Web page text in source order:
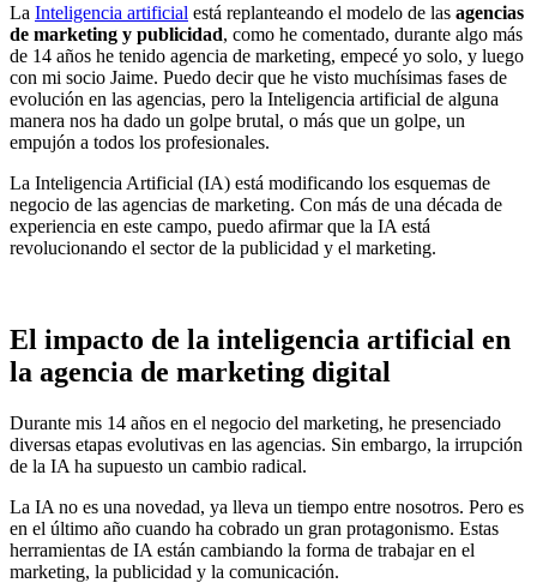
La Inteligencia artificial está replanteando el modelo de las agencias
de marketing y publicidad, como he comentado, durante algo más
de 14 años he tenido agencia de marketing, empecé yo solo, y luego
con mi socio Jaime. Puedo decir que he visto muchísimas fases de
evolución en las agencias, pero la Inteligencia artificial de alguna
manera nos ha dado un golpe brutal, o más que un golpe, un
empujón a todos los profesionales.
La Inteligencia Artificial (IA) está modificando los esquemas de
negocio de las agencias de marketing. Con más de una década de
experiencia en este campo, puedo afirmar que la IA está
revolucionando el sector de la publicidad y el marketing.
El impacto de la inteligencia artificial en
la agencia de marketing digital
Durante mis 14 años en el negocio del marketing, he presenciado
diversas etapas evolutivas en las agencias. Sin embargo, la irrupción
de la IA ha supuesto un cambio radical.
La IA no es una novedad, ya lleva un tiempo entre nosotros. Pero es
en el último año cuando ha cobrado un gran protagonismo. Estas
herramientas de IA están cambiando la forma de trabajar en el
marketing, la publicidad y la comunicación.